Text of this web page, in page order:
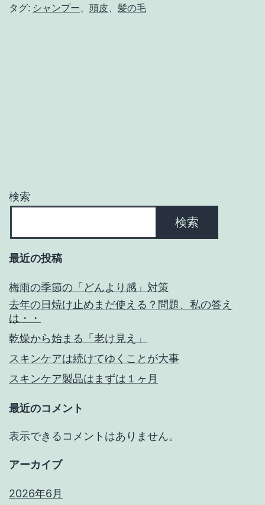
ン
タグ: シャンプー 頭皮 髪の毛
検索
検索
最近の投稿
梅雨の季節の「どんより感」対策
去年の日焼け止めまだ使える？問題、私の答え
は・・
乾燥から始まる「老け見え」
スキンケアは続けてゆくことが大事
スキンケア製品はまずは１ヶ月
最近のコメント
表示できるコメントはありません。
アーカイブ
2026年6月